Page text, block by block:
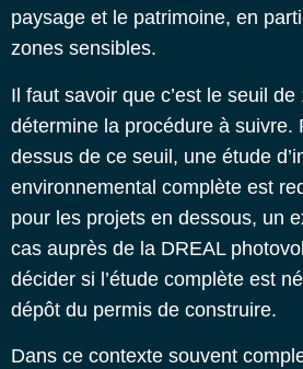
paysage et le patrimoine, en
zones sensibles.
Il faut savoir que c’est le seuil de
détermine la procédure à suivre.
dessus de ce seuil, une étude
environnemental complète est
pour les projets en dessous, un
cas auprès de la DREAL
décider si l’étude complète est
dépôt du permis de construire.
Dans ce contexte souvent